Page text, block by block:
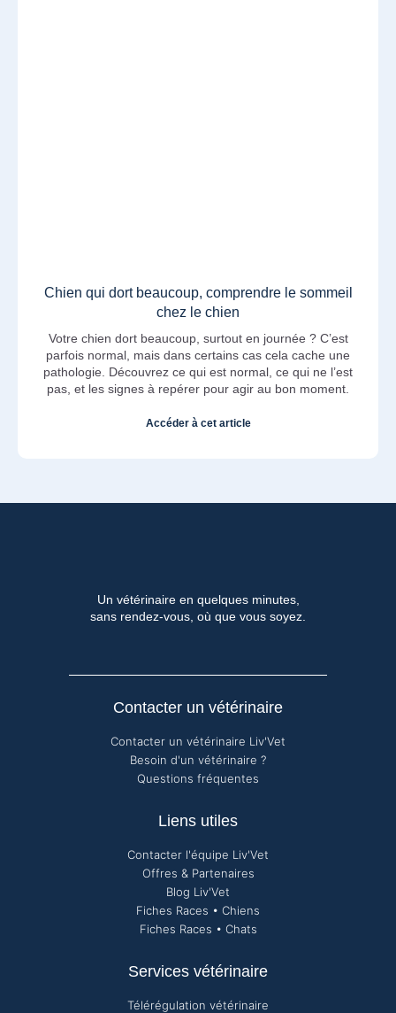
Chien qui dort beaucoup, comprendre le sommeil
chez le chien
Votre chien dort beaucoup, surtout en journée ? C’est
parfois normal, mais dans certains cas cela cache une
pathologie. Découvrez ce qui est normal, ce qui ne l’est
pas, et les signes à repérer pour agir au bon moment.
Accéder à cet article
Un vétérinaire en quelques minutes,
sans rendez-vous, où que vous soyez.
Contacter un vétérinaire
Contacter un vétérinaire Liv'Vet
Besoin d'un vétérinaire ?
Questions fréquentes
Liens utiles
Contacter l'équipe Liv'Vet
Offres & Partenaires
Blog Liv'Vet
Fiches Races • Chiens
Fiches Races • Chats
Services vétérinaire
Télérégulation vétérinaire